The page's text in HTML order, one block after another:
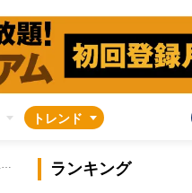
トレンド
《大相撲・給金年収番付》昨年4場所休場の横綱・照ノ富士と優勝2回の大関・大の里はどちらが稼いだ？ 綱取りに挑む大関・琴櫻は「年収1億円」も視野に ランキング